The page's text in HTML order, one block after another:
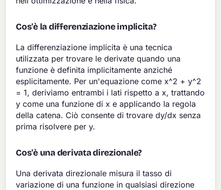
Cos'è la differenziazione implicita?
La differenziazione implicita è una tecnica
utilizzata per trovare le derivate quando una
funzione è definita implicitamente anziché
esplicitamente. Per un'equazione come x^2 + y^2
= 1, deriviamo entrambi i lati rispetto a x, trattando
y come una funzione di x e applicando la regola
della catena. Ciò consente di trovare dy/dx senza
prima risolvere per y.
Cos'è una derivata direzionale?
Una derivata direzionale misura il tasso di
variazione di una funzione in qualsiasi direzione